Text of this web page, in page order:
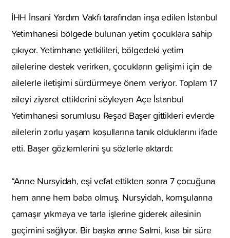
İHH İnsani Yardım Vakfı tarafından inşa edilen İstanbul
Yetimhanesi bölgede bulunan yetim çocuklara sahip
çıkıyor. Yetimhane yetkilileri, bölgedeki yetim
ailelerine destek verirken, çocukların gelişimi için de
ailelerle iletişimi sürdürmeye önem veriyor. Toplam 17
aileyi ziyaret ettiklerini söyleyen Açe İstanbul
Yetimhanesi sorumlusu Reşad Başer gittikleri evlerde
ailelerin zorlu yaşam koşullarına tanık olduklarını ifade
etti. Başer gözlemlerini şu sözlerle aktardı:
“Anne Nursyidah, eşi vefat ettikten sonra 7 çocuğuna
hem anne hem baba olmuş. Nursyidah, komşularına
çamaşır yıkmaya ve tarla işlerine giderek ailesinin
geçimini sağlıyor. Bir başka anne Salmi, kısa bir süre